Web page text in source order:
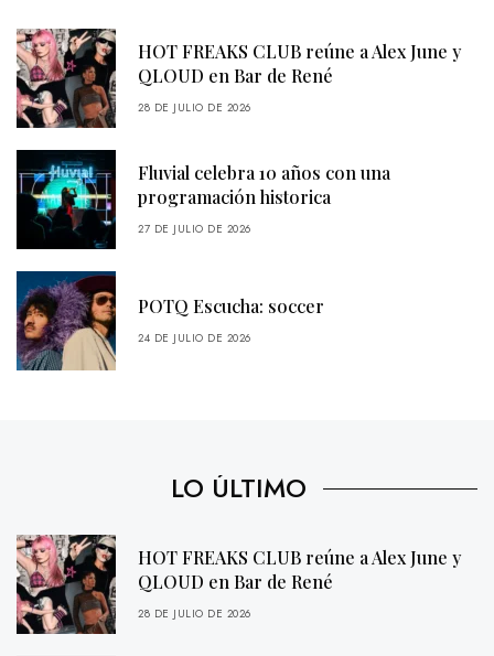
HOT FREAKS CLUB reúne a Alex June y
QLOUD en Bar de René
28 DE JULIO DE 2026
Fluvial celebra 10 años con una
programación historica
27 DE JULIO DE 2026
POTQ Escucha: soccer
24 DE JULIO DE 2026
LO ÚLTIMO
HOT FREAKS CLUB reúne a Alex June y
QLOUD en Bar de René
28 DE JULIO DE 2026